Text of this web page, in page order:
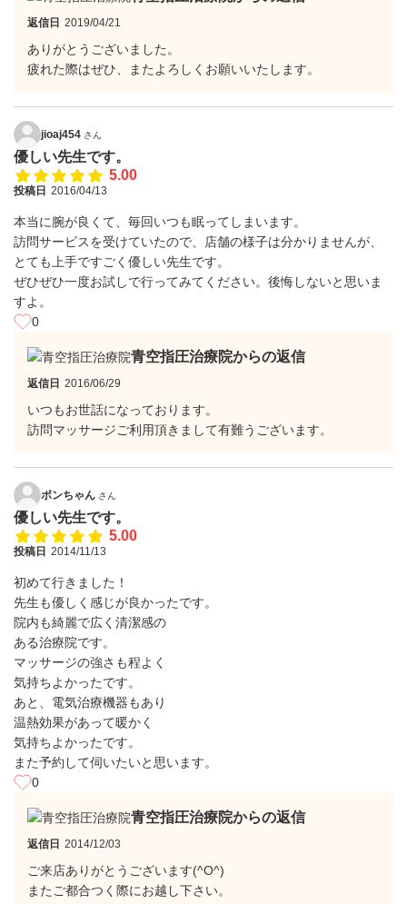
返信日 2019/04/21
ありがとうございました。
疲れた際はぜひ、またよろしくお願いいたします。
jioaj454 さん
優しい先生です。
5.00
投稿日 2016/04/13
本当に腕が良くて、毎回いつも眠ってしまいます。
訪問サービスを受けていたので、店舗の様子は分かりませんが、
とても上手ですごく優しい先生です。
ぜひぜひ一度お試しで行ってみてください。後悔しないと思いま
すよ。
0
青空指圧治療院からの返信
返信日 2016/06/29
いつもお世話になっております。
訪問マッサージご利用頂きまして有難うございます。
ボンちゃん さん
優しい先生です。
5.00
投稿日 2014/11/13
初めて行きました！
先生も優しく感じが良かったです。
院内も綺麗で広く清潔感の
ある治療院です。
マッサージの強さも程よく
気持ちよかったです。
あと、電気治療機器もあり
温熱効果があって暖かく
気持ちよかったです。
また予約して伺いたいと思います。
0
青空指圧治療院からの返信
返信日 2014/12/03
ご来店ありがとうございます(^O^)
またご都合つく際にお越し下さい。